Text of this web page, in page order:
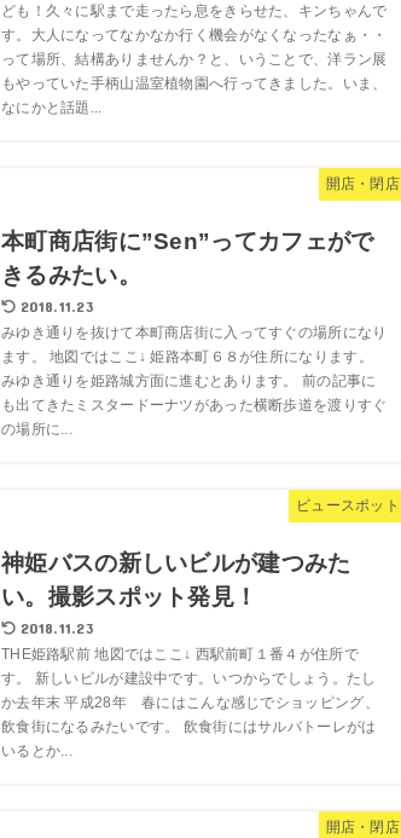
ども！久々に駅まで走ったら息をきらせた、キンちゃんで
す。大人になってなかなか行く機会がなくなったなぁ・・
って場所、結構ありませんか？と、いうことで、洋ラン展
もやっていた手柄山温室植物園へ行ってきました。いま、
なにかと話題...
開店・閉店
本町商店街に”Sen”ってカフェがで
きるみたい。
2018.11.23
みゆき通りを抜けて本町商店街に入ってすぐの場所になり
ます。 地図ではここ↓ 姫路本町６８が住所になります。
みゆき通りを姫路城方面に進むとあります。 前の記事に
も出てきたミスタードーナツがあった横断歩道を渡りすぐ
の場所に...
ビュースポット
神姫バスの新しいビルが建つみた
い。撮影スポット発見！
2018.11.23
THE姫路駅前 地図ではここ↓ 西駅前町１番４が住所で
す。 新しいビルが建設中です。いつからでしょう。たし
か去年末 平成28年 春にはこんな感じでショッピング、
飲食街になるみたいです。 飲食街にはサルバトーレがは
いるとか...
開店・閉店